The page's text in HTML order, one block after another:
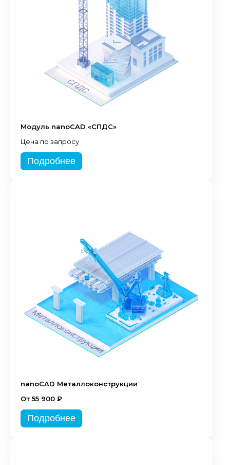
Модуль nanoCAD «СПДС»
Цена по запросу
Подробнее
nanoCAD Металлоконструкции
От 55 900 ₽
Подробнее